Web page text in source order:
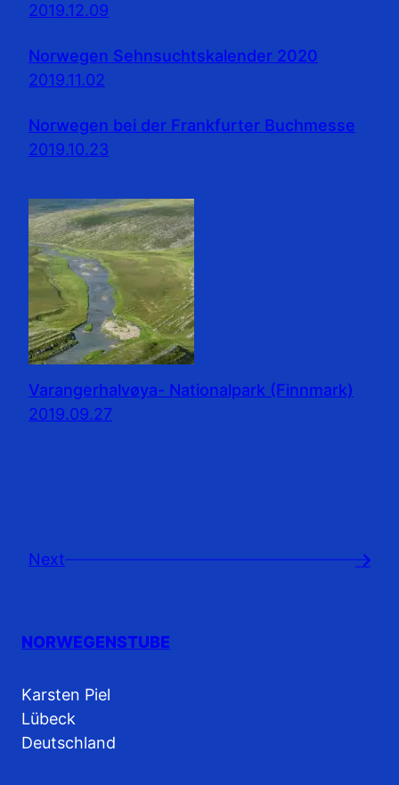
2019.12.09
Norwegen Sehnsuchtskalender 2020
2019.11.02
Norwegen bei der Frankfurter Buchmesse
2019.10.23
Varangerhalvøya- Nationalpark (Finnmark)
2019.09.27
Next →
NORWEGENSTUBE
Karsten Piel
Lübeck
Deutschland